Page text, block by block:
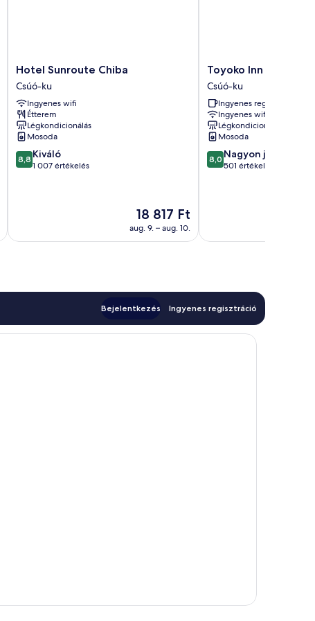
Hotel
Sunroute
Chiba
Csúó-
ku
Hotel Sunroute Chiba
Csúó-ku
Ingyenes wifi
Étterem
Légkondicionálás
Mosoda
8.8
ennyiből:
8,8 Kiváló
1 007 értékelés
Az
ár
18 817 Ft
18 817 Ft
aug. 9. – aug. 10.
Toyoko
Inn
Chiba
Ekimae
Csúó-
ku
Toyoko Inn Chiba
Csúó-ku
Ingyenes reggeli
Ingyenes wifi
Légkondicionálás
Mosoda
8.0
ennyiből:
8,0 Nagyon jó
501 értékelés
Bejelentkezés Ingyenes regisztráció